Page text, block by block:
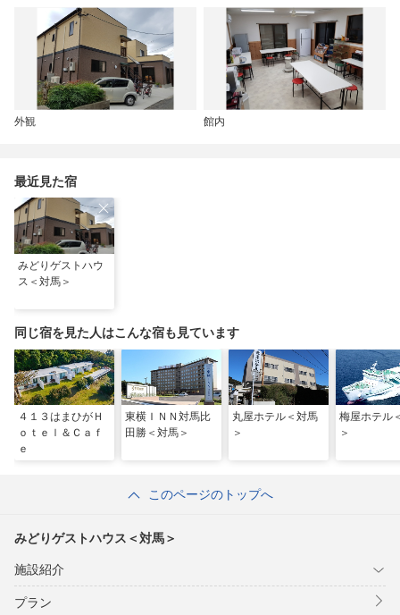
外観 館内
最近見た宿
みどりゲストハウ
ス＜対馬＞
同じ宿を見た人はこんな宿も見ています
４１３はまひがＨ
ｏｔｅｌ＆Ｃａｆ
ｅ
東横ＩＮＮ対馬比
田勝＜対馬＞
丸屋ホテル＜対馬
＞
梅屋ホテル
＞
このページのトップへ
みどりゲストハウス＜対馬＞
施設紹介
プラン